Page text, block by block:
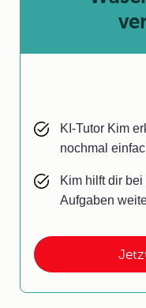
KI-Tutor Kim
nochmal
Kim hilft dir
Aufgaben